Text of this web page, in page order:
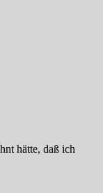
hätte, daß ich